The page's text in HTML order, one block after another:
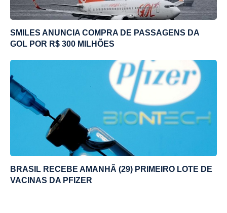
SMILES ANUNCIA COMPRA DE PASSAGENS DA
GOL POR R$ 300 MILHÕES
BRASIL RECEBE AMANHÃ (29) PRIMEIRO LOTE DE
VACINAS DA PFIZER